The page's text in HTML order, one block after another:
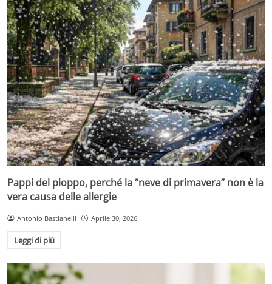
Pappi del pioppo, perché la “neve di primavera” non è la
vera causa delle allergie
Antonio Bastianelli Aprile 30, 2026
Leggi di più